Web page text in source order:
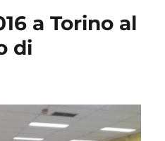
a Torino al
di